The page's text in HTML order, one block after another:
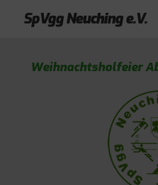
SpVgg Neuching e.V.
Weihnachtsholfeier